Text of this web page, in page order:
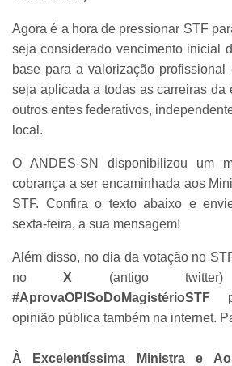
Agora é a hora de pressionar STF
seja considerado vencimento inicial
base para a valorização
seja aplicada a todas as carreiras da
outros entes federativos,
local.
O ANDES-SN disponibilizou um
cobrança a ser encaminhada aos
STF. Confira o texto abaixo e
sexta-feira, a sua mensagem!
Além disso, no dia da votação no
noX (antigo
#AprovaOPISoDoMagistérioSTF
opinião pública também na internet.
À Excelentíssima Ministra e